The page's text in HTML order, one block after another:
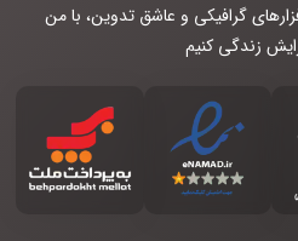
گرافیکی و عاشق تدوین، با من
زندگی کنیم